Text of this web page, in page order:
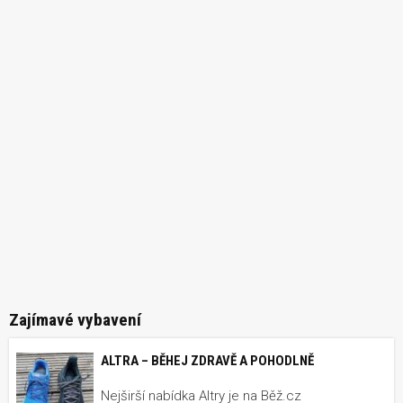
Zajímavé vybavení
ALTRA – BĚHEJ ZDRAVĚ A POHODLNĚ
Nejširší nabídka Altry je na Běž.cz